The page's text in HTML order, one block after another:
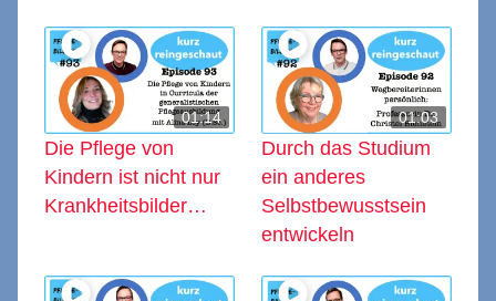
01:14
Die Pflege von
Kindern ist nicht nur
Krankheitsbilder…
01:03
Durch das Studium
ein anderes
Selbstbewusstsein
entwickeln